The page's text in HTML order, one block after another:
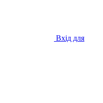
Вхід для